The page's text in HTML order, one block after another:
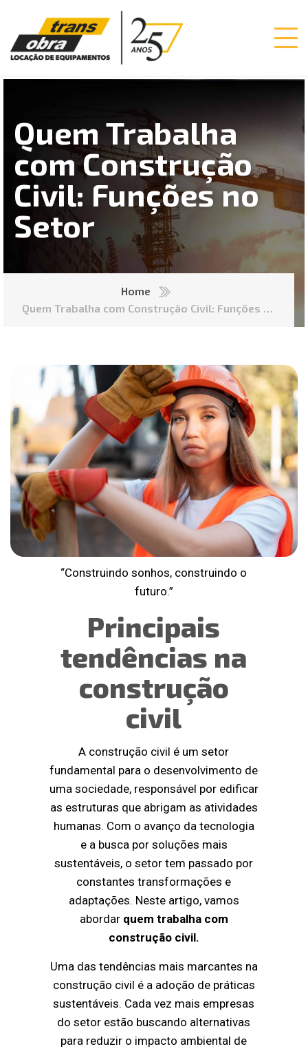
Quem Trabalha
com Construção
Civil: Funções no
Setor
Home
Quem Trabalha com Construção Civil: Funções no
“Construindo sonhos, construindo o
futuro.”
Principais
tendências na
construção
civil
A construção civil é um setor
fundamental para o desenvolvimento de
uma sociedade, responsável por edificar
as estruturas que abrigam as atividades
humanas. Com o avanço da tecnologia
e a busca por soluções mais
sustentáveis, o setor tem passado por
constantes transformações e
adaptações. Neste artigo, vamos
abordar quem trabalha com
construção civil.
Uma das tendências mais marcantes na
construção civil é a adoção de práticas
sustentáveis. Cada vez mais empresas
do setor estão buscando alternativas
para reduzir o impacto ambiental de